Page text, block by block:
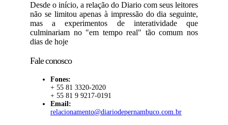
Desde o início, a relação do Diario com seus leitores
não se limitou apenas à impressão do dia seguinte,
mas a experimentos de interatividade que
culminariam no "em tempo real" tão comum nos
dias de hoje
Fale conosco
Fones:
+ 55 81 3320-2020
+ 55 81 9 9217-0191
Email:
relacionamento@diariodepernambuco.com.br